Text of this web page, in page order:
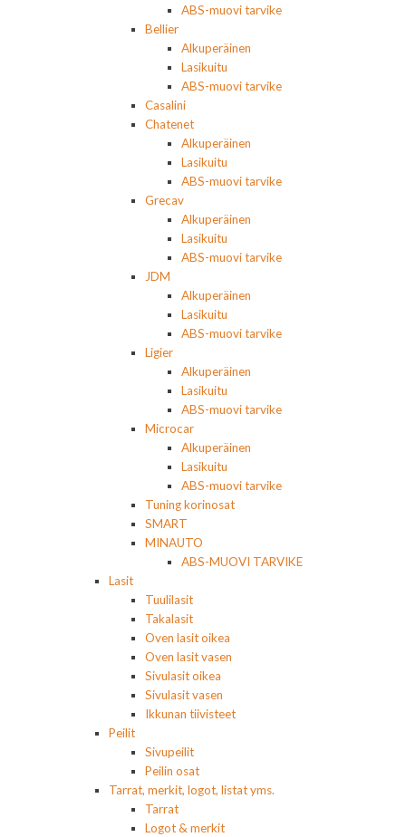
ABS-muovi tarvike
Bellier
Alkuperäinen
Lasikuitu
ABS-muovi tarvike
Casalini
Chatenet
Alkuperäinen
Lasikuitu
ABS-muovi tarvike
Grecav
Alkuperäinen
Lasikuitu
ABS-muovi tarvike
JDM
Alkuperäinen
Lasikuitu
ABS-muovi tarvike
Ligier
Alkuperäinen
Lasikuitu
ABS-muovi tarvike
Microcar
Alkuperäinen
Lasikuitu
ABS-muovi tarvike
Tuning korinosat
SMART
MINAUTO
ABS-MUOVI TARVIKE
Lasit
Tuulilasit
Takalasit
Oven lasit oikea
Oven lasit vasen
Sivulasit oikea
Sivulasit vasen
Ikkunan tiivisteet
Peilit
Sivupeilit
Peilin osat
Tarrat, merkit, logot, listat yms.
Tarrat
Logot & merkit